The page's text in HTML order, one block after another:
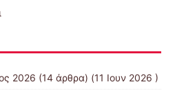
2026 (14 άρθρα) (11 Ιουν 2026 )